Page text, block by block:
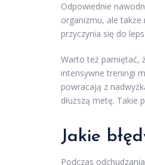
Odpowiednie
organizmu, ale
przyczynia się do
Warto też pamiętać,
intensywne treningi
powracają z
dłuższą metę. Takie
Jakie
Podczas